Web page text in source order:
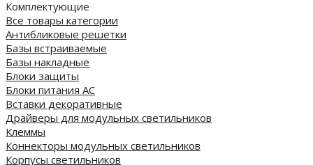
Комплектующие
Все товары категории
Антибликовые решетки
Базы встраиваемые
Базы накладные
Блоки защиты
Блоки питания AC
Вставки декоративные
Драйверы для модульных светильников
Клеммы
Коннекторы модульных светильников
Корпусы светильников